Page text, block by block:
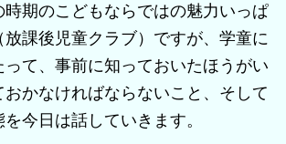
時期のこどもならではの魅力いっぱ
課後児童クラブ）ですが、学童に
て、事前に知っておいたほうがい
かなければならないこと、そして
今日は話していきます。